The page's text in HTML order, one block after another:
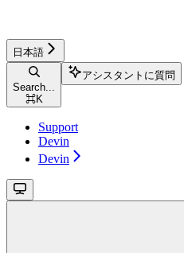
日本語
Search...
⌘K
アシスタントに質問
Support
Devin
Devin